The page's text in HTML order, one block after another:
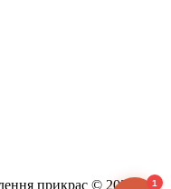
прикрас © 2026 1